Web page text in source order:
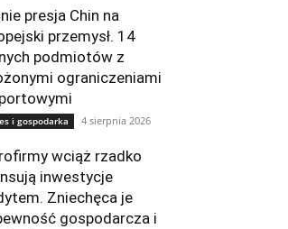
presja Chin na
przemysł. 14
podmiotów z
ograniczeniami
i gospodarka 4 sierpnia 2026
wciąż rzadko
inwestycje
Zniechęca je
gospodarcza i